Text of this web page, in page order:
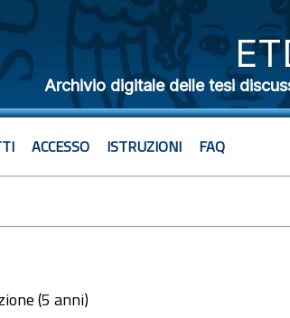
Archivio digitale delle tesi
ACCESSO ISTRUZIONI FAQ
(5 anni)